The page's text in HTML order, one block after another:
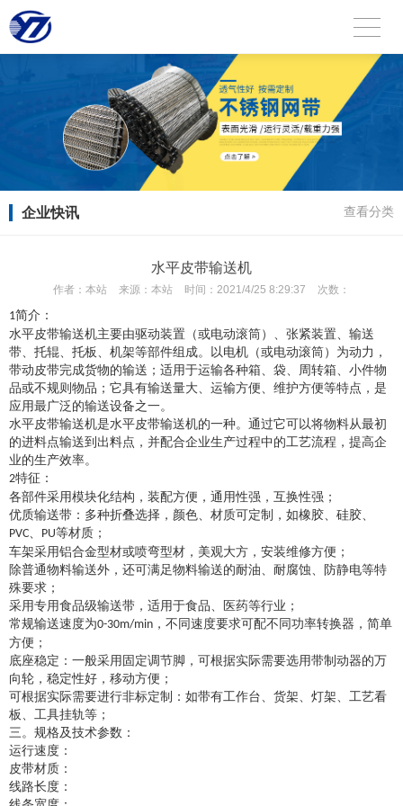
企业快讯 查看分类
水平皮带输送机
作者： 本站 来源： 本站 时间： 2021/4/25 8:29:37 次数：
1简介：
水平皮带输送机主要由驱动装置（或电动滚筒）、张紧装置、输送
带、托辊、托板、机架等部件组成。以电机（或电动滚筒）为动力，
带动皮带完成货物的输送；适用于运输各种箱、袋、周转箱、小件物
品或不规则物品；它具有输送量大、运输方便、维护方便等特点，是
应用最广泛的输送设备之一。
水平皮带输送机是水平皮带输送机的一种。通过它可以将物料从最初
的进料点输送到出料点，并配合企业生产过程中的工艺流程，提高企
业的生产效率。
2特征：
各部件采用模块化结构，装配方便，通用性强，互换性强；
优质输送带：多种折叠选择，颜色、材质可定制，如橡胶、硅胶、
PVC
PU等材质；
车架采用铝合金型材或喷弯型材，美观大方，安装维修方便；
除普通物料输送外，还可满足物料输送的耐油、耐腐蚀、防静电等特
殊要求；
采用专用食品级输送带，适用于食品、医药等行业；
常规输送速度为0-30m/min ，不同速度要求可配不同功率转换器，简单
方便；
底座稳定：一般采用固定调节脚，可根据实际需要选用带制动器的万
向轮，稳定性好，移动方便；
可根据实际需要进行非标定制：如带有工作台、货架、灯架、工艺看
板、工具挂轨等；
三。规格及技术参数：
运行速度：
皮带材质：
线路长度：